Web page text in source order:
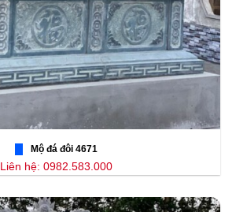
Mộ đá đôi 4671
Liên hệ: 0982.583.000